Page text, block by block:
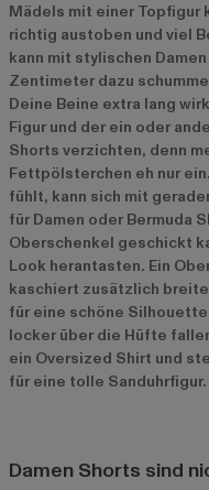
Mädels mit einer Topfigur
richtig austoben und viel
kann mit stylischen
Zentimeter dazu
Deine Beine extra lang
Figur und der ein oder
Shorts verzichten, denn
Fettpölsterchen eh nur
fühlt, kann sich mit
für Damen oder Bermuda
Oberschenkel geschickt
Look herantasten. Ein
kaschiert zusätzlich
für eine schöne
locker über die Hüfte
ein Oversized Shirt und
für eine tolle Sanduhrfigur.
Damen Shorts sind